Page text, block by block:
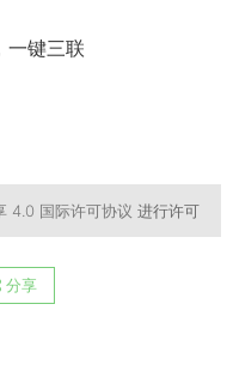
一键三联
4.0 国际许可协议 进行许可
分享